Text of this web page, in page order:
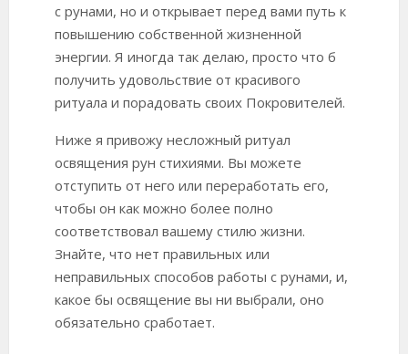
с рунами, но и открывает перед вами путь к
повышению собственной жизненной
энергии. Я иногда так делаю, просто что б
получить удовольствие от красивого
ритуала и порадовать своих Покровителей.
Ниже я привожу несложный ритуал
освящения рун стихиями. Вы можете
отступить от него или переработать его,
чтобы он как можно более полно
соответствовал вашему стилю жизни.
Знайте, что нет правильных или
неправильных способов работы с рунами, и,
какое бы освящение вы ни выбрали, оно
обязательно сработает.